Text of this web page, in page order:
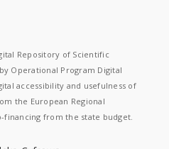
Repository of Scientific
Operational Program Digital
accessibility and usefulness of
the European Regional
financing from the state budget.